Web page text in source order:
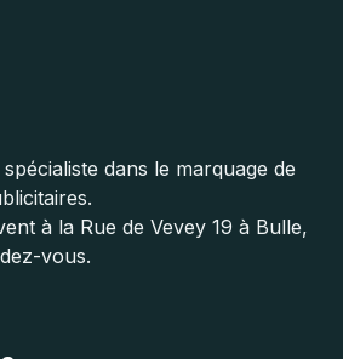
dans le marquage de
à la Rue de Vevey 19 à Bulle,
vous.